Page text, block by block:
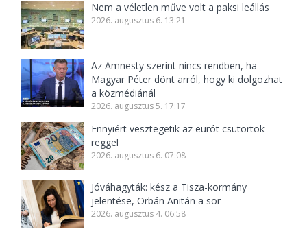
Nem a véletlen műve volt a paksi leállás
2026. augusztus 6. 13:21
Az Amnesty szerint nincs rendben, ha
Magyar Péter dönt arról, hogy ki dolgozhat
a közmédiánál
2026. augusztus 5. 17:17
Ennyiért vesztegetik az eurót csütörtök
reggel
2026. augusztus 6. 07:08
Jóváhagyták: kész a Tisza-kormány
jelentése, Orbán Anitán a sor
2026. augusztus 4. 06:58